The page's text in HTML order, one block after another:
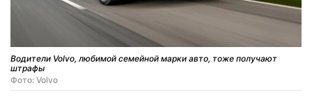
Водители Volvo, любимой семейной марки авто, тоже получают
штрафы
Фото: Volvo